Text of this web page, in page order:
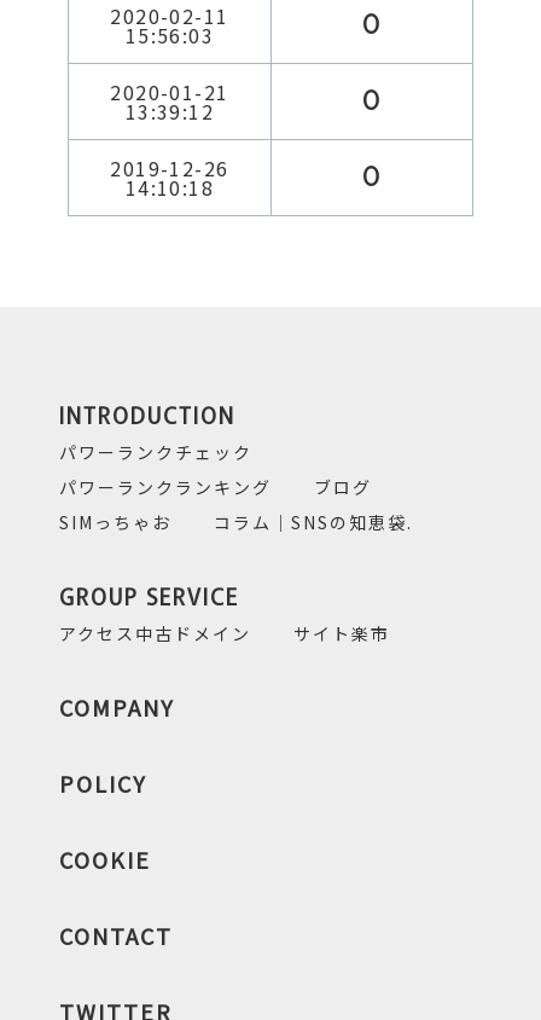
2020-02-11
15:56:03 0
2020-01-21
13:39:12 0
2019-12-26
14:10:18 0
INTRODUCTION
パワーランクチェック
パワーランクランキング
ブログ
SIMっちゃお
コラム｜SNSの知恵袋.
GROUP SERVICE
アクセス中古ドメイン サイト楽市
COMPANY
POLICY
COOKIE
CONTACT
TWITTER